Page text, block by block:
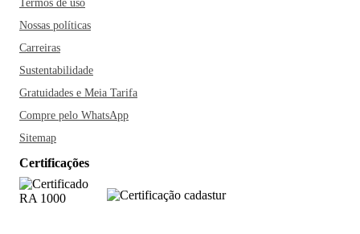
Termos de uso
Nossas políticas
Carreiras
Sustentabilidade
Gratuidades e Meia Tarifa
Compre pelo WhatsApp
Sitemap
Certificações